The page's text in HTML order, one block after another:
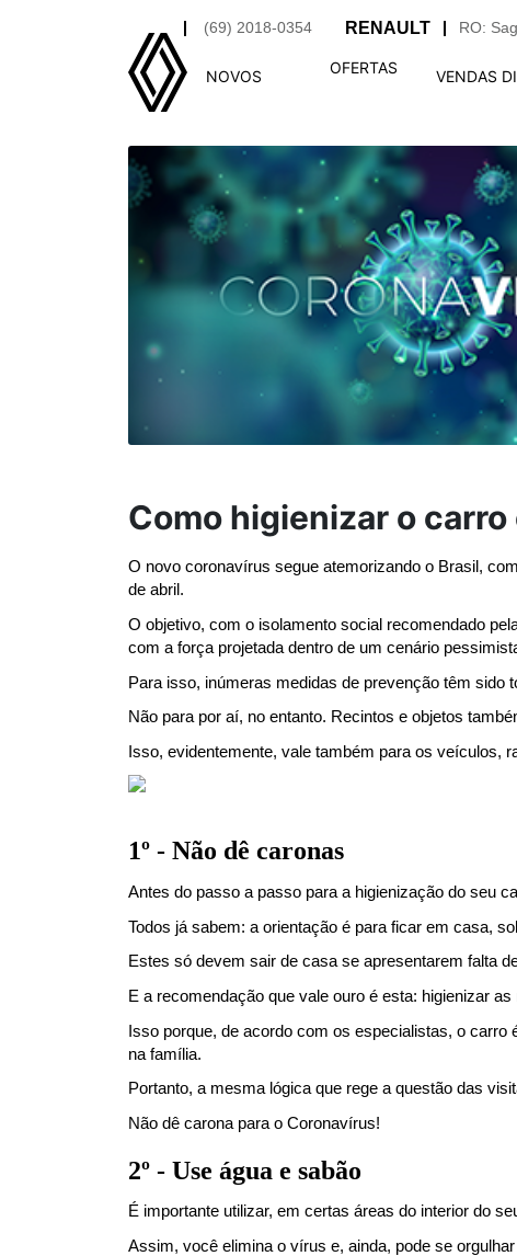
(69) 2018-0354 RO:
NOVOS OFERTAS VENDAS
Como higienizar o
O novo coronavírus segue atemorizando o Brasil,
de abril.
O objetivo, com o isolamento social recomendado
com a força projetada dentro de um cenário
Para isso, inúmeras medidas de prevenção têm sido
Não para por aí, no entanto. Recintos e objetos
Isso, evidentemente, vale também para os veículos,
1º - Não dê caronas
Antes do passo a passo para a higienização do seu
Todos já sabem: a orientação é para ficar em casa,
Estes só devem sair de casa se apresentarem falta
E a recomendação que vale ouro é esta: higienizar
Isso porque, de acordo com os especialistas, o
na família.
Portanto, a mesma lógica que rege a questão das
Não dê carona para o Coronavírus!
2º - Use água e sabão
É importante utilizar, em certas áreas do interior do
Assim, você elimina o vírus e, ainda, pode se